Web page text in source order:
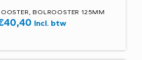
BOLROOSTER 125MM
40,40 Incl. btw